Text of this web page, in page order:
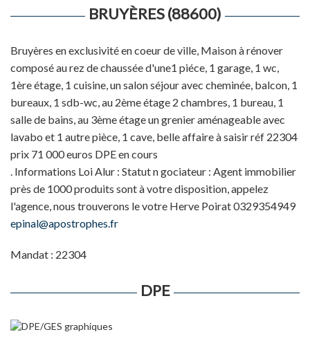
BRUYÈRES (88600)
Bruyères en exclusivité en coeur de ville, Maison à rénover
composé au rez de chaussée d'une1 piéce, 1 garage, 1 wc,
1ère étage, 1 cuisine, un salon séjour avec cheminée, balcon, 1
bureaux, 1 sdb-wc, au 2ème étage 2 chambres, 1 bureau, 1
salle de bains, au 3ème étage un grenier aménageable avec
lavabo et 1 autre pièce, 1 cave, belle affaire à saisir réf 22304
prix 71 000 euros DPE en cours
. Informations Loi Alur : Statut n gociateur : Agent immobilier
près de 1000 produits sont à votre disposition, appelez
l'agence, nous trouverons le votre Herve Poirat 0329354949
epinal@apostrophes.fr
Mandat : 22304
DPE